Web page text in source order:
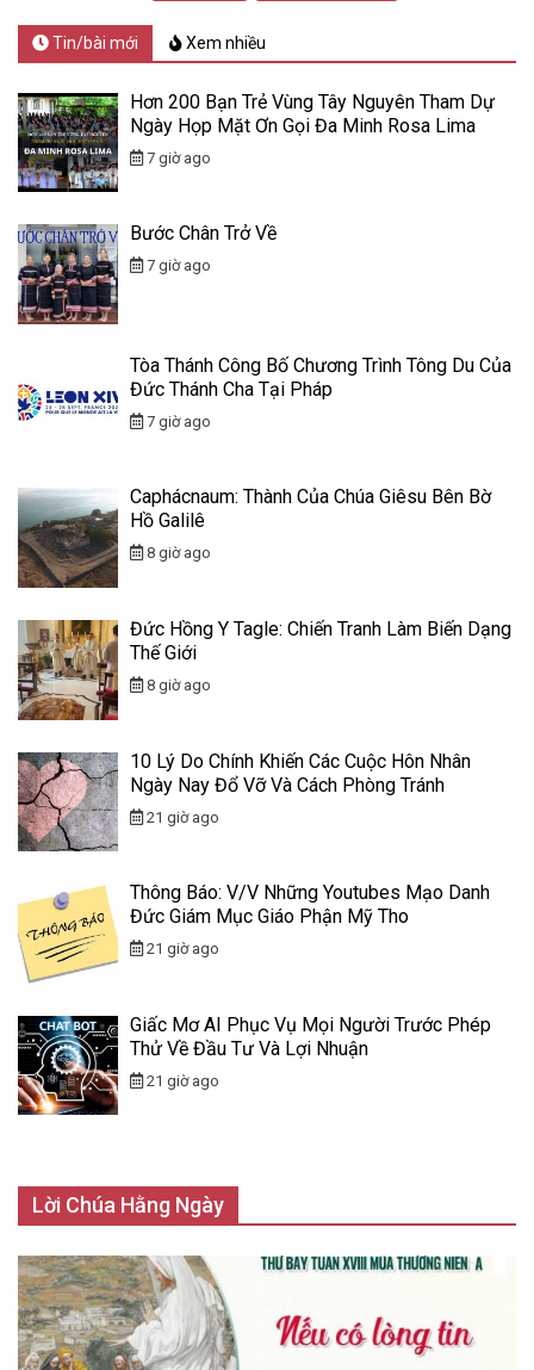
Tin/bài mới Xem nhiều
Hơn 200 Bạn Trẻ Vùng Tây Nguyên Tham Dự
Ngày Họp Mặt Ơn Gọi Đa Minh Rosa Lima
7 giờ ago
Bước Chân Trở Về
7 giờ ago
Tòa Thánh Công Bố Chương Trình Tông Du Của
Đức Thánh Cha Tại Pháp
7 giờ ago
Caphácnaum: Thành Của Chúa Giêsu Bên Bờ
Hồ Galilê
8 giờ ago
Đức Hồng Y Tagle: Chiến Tranh Làm Biến Dạng
Thế Giới
8 giờ ago
10 Lý Do Chính Khiến Các Cuộc Hôn Nhân
Ngày Nay Đổ Vỡ Và Cách Phòng Tránh
21 giờ ago
Thông Báo: V/v Những Youtubes Mạo Danh
Đức Giám Mục Giáo Phận Mỹ Tho
21 giờ ago
Giấc Mơ AI Phục Vụ Mọi Người Trước Phép
Thử Về Đầu Tư Và Lợi Nhuận
21 giờ ago
Lời Chúa Hằng Ngày